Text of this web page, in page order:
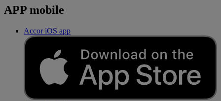
APP mobile
Accor iOS app